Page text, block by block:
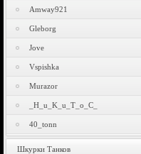
Amway921
Gleborg
Jove
Vspishka
Murazor
_H_u_K_u_T_o_C_
40_tonn
Шкурки Танков